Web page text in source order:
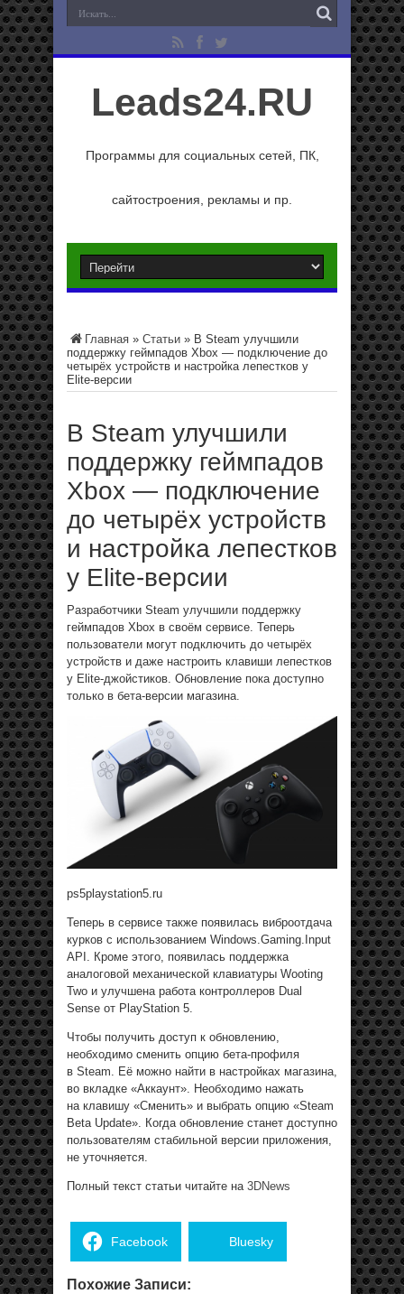
Leads24.RU
Программы для социальных сетей, ПК,
сайтостроения, рекламы и пр.
Главная » Статьи » В Steam улучшили
поддержку геймпадов Xbox — подключение до
четырёх устройств и настройка лепестков у
Elite-версии
В Steam улучшили
поддержку геймпадов
Xbox — подключение
до четырёх устройств
и настройка лепестков
у Elite-версии
Разработчики Steam улучшили поддержку
геймпадов Xbox в своём сервисе. Теперь
пользователи могут подключить до четырёх
устройств и даже настроить клавиши лепестков
у Elite-джойстиков. Обновление пока доступно
только в бета-версии магазина.
ps5playstation5.ru
Теперь в сервисе также появилась виброотдача
курков с использованием Windows.Gaming.Input
API. Кроме этого, появилась поддержка
аналоговой механической клавиатуры Wooting
Two и улучшена работа контроллеров Dual
Sense от PlayStation 5.
Чтобы получить доступ к обновлению,
необходимо сменить опцию бета-профиля
в Steam. Её можно найти в настройках магазина,
во вкладке «Аккаунт». Необходимо нажать
на клавишу «Сменить» и выбрать опцию «Steam
Beta Update». Когда обновление станет доступно
пользователям стабильной версии приложения,
не уточняется.
Полный текст статьи читайте на 3DNews
Facebook Bluesky
Похожие Записи: